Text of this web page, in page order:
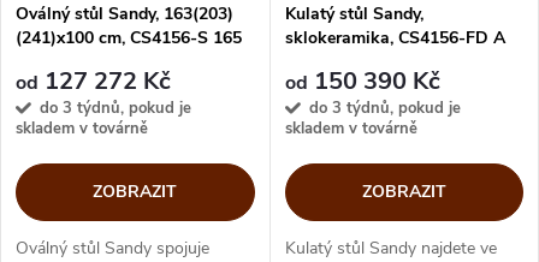
Oválný stůl Sandy, 163(203)
(241)x100 cm, CS4156-S 165
od 127 272 Kč
do 3 týdnů, pokud je
skladem v továrně
ZOBRAZIT
Oválný stůl Sandy spojuje
Kulatý stůl Sandy,
sklokeramika, CS4156-FD A
od 150 390 Kč
do 3 týdnů, pokud je
skladem v továrně
ZOBRAZIT
Kulatý stůl Sandy najdete ve